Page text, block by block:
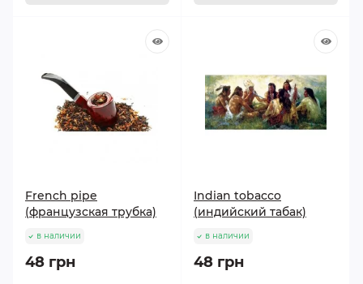
French pipe
(французская трубка)
в наличии
48 грн
Indian tobacco
(индийский табак)
в наличии
48 грн